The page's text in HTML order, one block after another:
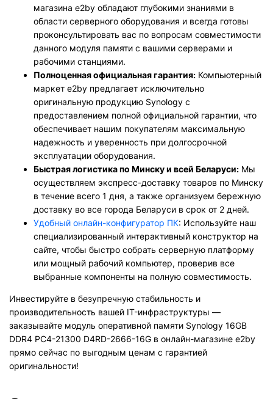
магазина e2by обладают глубокими знаниями в
области серверного оборудования и всегда готовы
проконсультировать вас по вопросам совместимости
данного модуля памяти с вашими серверами и
рабочими станциями.
Полноценная официальная гарантия: Компьютерный
маркет e2by предлагает исключительно
оригинальную продукцию Synology с
предоставлением полной официальной гарантии, что
обеспечивает нашим покупателям максимальную
надежность и уверенность при долгосрочной
эксплуатации оборудования.
Быстрая логистика по Минску и всей Беларуси: Мы
осуществляем экспресс-доставку товаров по Минску
в течение всего 1 дня, а также организуем бережную
доставку во все города Беларуси в срок от 2 дней.
Удобный онлайн-конфигуратор ПК: Используйте наш
специализированный интерактивный конструктор на
сайте, чтобы быстро собрать серверную платформу
или мощный рабочий компьютер, проверив все
выбранные компоненты на полную совместимость.
Инвестируйте в безупречную стабильность и
производительность вашей IT-инфраструктуры —
заказывайте модуль оперативной памяти Synology 16GB
DDR4 PC4-21300 D4RD-2666-16G в онлайн-магазине e2by
прямо сейчас по выгодным ценам с гарантией
оригинальности!